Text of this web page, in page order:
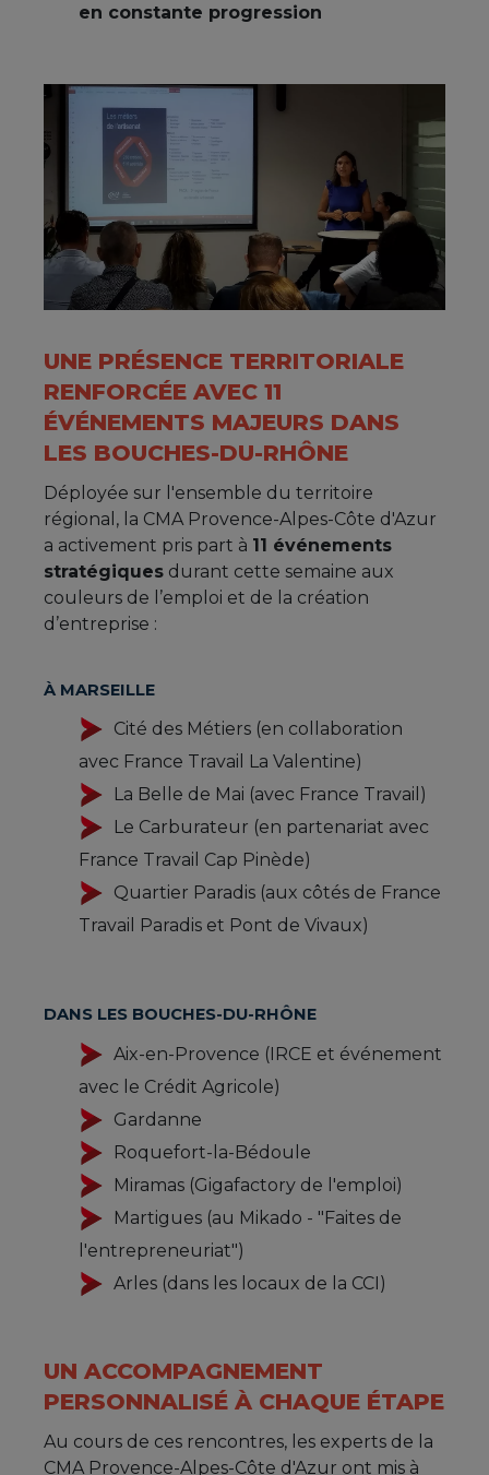
en constante progression
UNE PRÉSENCE TERRITORIALE
RENFORCÉE AVEC 11
ÉVÉNEMENTS MAJEURS DANS
LES BOUCHES-DU-RHÔNE
Déployée sur l'ensemble du territoire
régional, la CMA Provence-Alpes-Côte d'Azur
a activement pris part à 11 événements
stratégiques durant cette semaine aux
couleurs de l’emploi et de la création
d’entreprise :
À MARSEILLE
Cité des Métiers (en collaboration
avec France Travail La Valentine)
La Belle de Mai (avec France Travail)
Le Carburateur (en partenariat avec
France Travail Cap Pinède)
Quartier Paradis (aux côtés de France
Travail Paradis et Pont de Vivaux)
DANS LES BOUCHES-DU-RHÔNE
Aix-en-Provence (IRCE et événement
avec le Crédit Agricole)
Gardanne
Roquefort-la-Bédoule
Miramas (Gigafactory de l'emploi)
Martigues (au Mikado - "Faites de
l'entrepreneuriat")
Arles (dans les locaux de la CCI)
UN ACCOMPAGNEMENT
PERSONNALISÉ À CHAQUE ÉTAPE
Au cours de ces rencontres, les experts de la
CMA Provence-Alpes-Côte d'Azur ont mis à